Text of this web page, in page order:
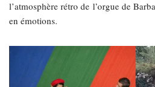
l’atmosphère rétro de l’orgue de
en émotions.